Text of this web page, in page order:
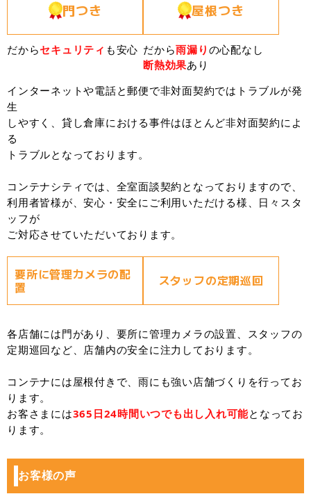
門つき
だからセキュリティ も安心
屋根つき
だから雨漏り の心配なし
断熱効果あり
インターネットや電話と郵便で非対面契約ではトラブルが発
生
しやすく、貸し倉庫における事件はほとんど非対面契約によ
る
トラブルとなっております。
コンテナシティでは、全室面談契約となっておりますので、
利用者皆様が、安心・安全にご利用いただける様、日々スタ
ッフが
ご対応させていただいております。
要所に管理カメラの配
置 スタッフの定期巡回
各店舗には門があり、要所に管理カメラの設置、スタッフの
定期巡回など、店舗内の安全に注力しております。
コンテナには屋根付きで、雨にも強い店舗づくりを行ってお
ります。
お客さまには365日24時間いつでも出し入れ可能となってお
ります。
お客様の声